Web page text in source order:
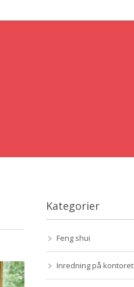
Kategorier
Feng shui
Inredning på kontoret